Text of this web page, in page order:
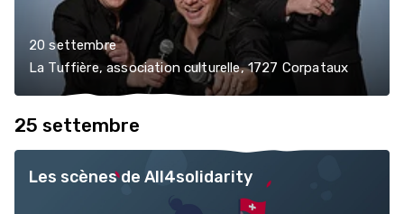
20 settembre
La Tuffière, association culturelle, 1727 Corpataux
25 settembre
Les scènes de All4solidarity